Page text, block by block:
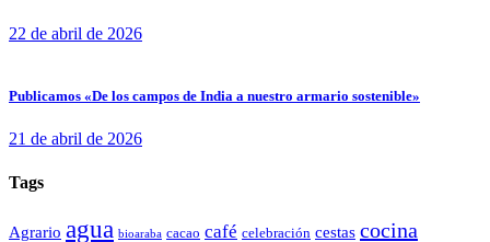
22 de abril de 2026
Publicamos «De los campos de India a nuestro armario sostenible»
21 de abril de 2026
Tags
Agrario agua bioaraba cacao café celebración cestas cocina